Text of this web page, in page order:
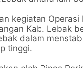
kegiatan
Kab. Lebak
dalam
tinggi.